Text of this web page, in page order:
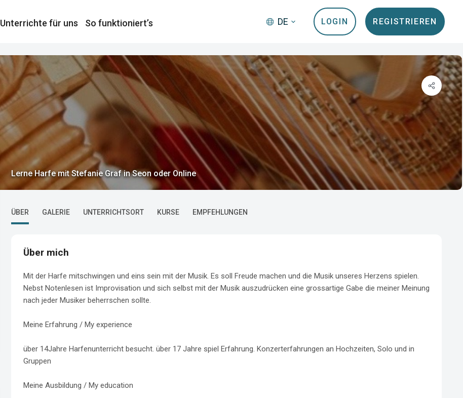
Unterrichte für uns So funktioniert’s DE LOGIN REGISTRIEREN
Lerne Harfe mit Stefanie Graf in Seon oder Online
ÜBER GALERIE UNTERRICHTSORT KURSE EMPFEHLUNGEN
Über mich
Mit der Harfe mitschwingen und eins sein mit der Musik. Es soll Freude machen und die Musik unseres Herzens spielen.
Nebst Notenlesen ist Improvisation und sich selbst mit der Musik auszudrücken eine grossartige Gabe die meiner Meinung
nach jeder Musiker beherrschen sollte.
Meine Erfahrung / My experience
über 14Jahre Harfenunterricht besucht. über 17 Jahre spiel Erfahrung. Konzerterfahrungen an Hochzeiten, Solo und in
Gruppen
Meine Ausbildung / My education